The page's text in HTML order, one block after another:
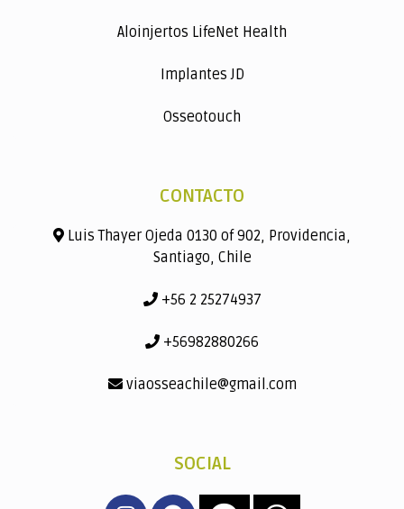
Aloinjertos LifeNet Health
Implantes JD
Osseotouch
CONTACTO
Luis Thayer Ojeda 0130 of 902, Providencia,
Santiago, Chile
+56 2 25274937
+56982880266
viaosseachile@gmail.com
SOCIAL